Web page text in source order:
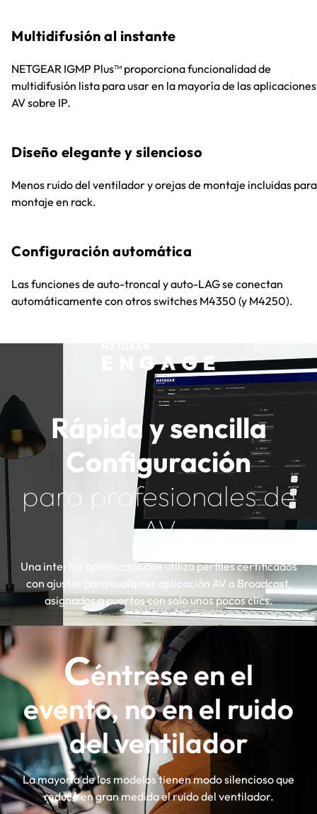
Multidifusión al instante
NETGEAR IGMP Plus™ proporciona funcionalidad de
multidifusión lista para usar en la mayoría de las aplicaciones
AV sobre IP.
Diseño elegante y silencioso
Menos ruido del ventilador y orejas de montaje incluidas para
montaje en rack.
Configuración automática
Las funciones de auto-troncal y auto-LAG se conectan
automáticamente con otros switches M4350 (y M4250).
Rápida y sencilla
Configuración
para profesionales de
AV
Una interfaz optimizada que utiliza perfiles certificados
con ajustes para cualquier aplicación AV o Broadcast,
asignados a puertos con solo unos pocos clics.
Céntrese en el
evento, no en el ruido
del ventilador
La mayoría de los modelos tienen modo silencioso que
reduce en gran medida el ruido del ventilador.